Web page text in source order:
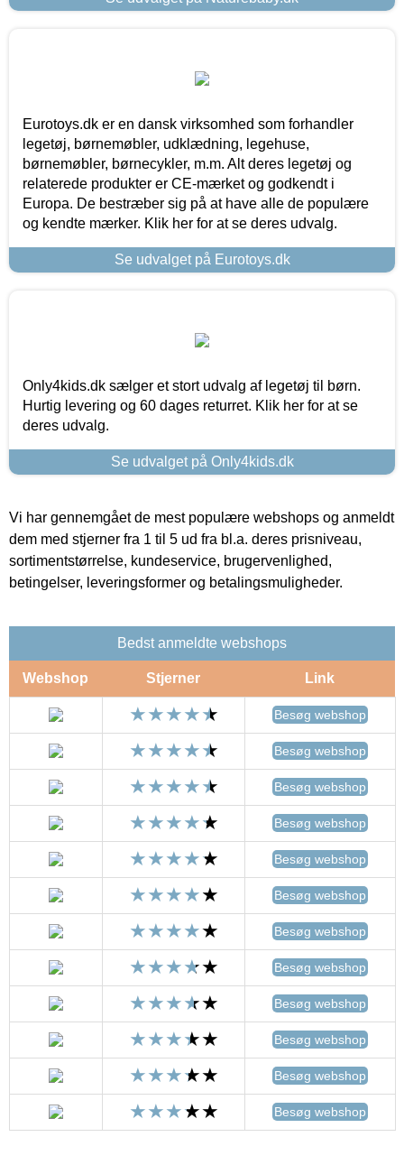
Eurotoys.dk er en dansk virksomhed som forhandler
legetøj, børnemøbler, udklædning, legehuse,
børnemøbler, børnecykler, m.m. Alt deres legetøj og
relaterede produkter er CE-mærket og godkendt i
Europa. De bestræber sig på at have alle de populære
og kendte mærker. Klik her for at se deres udvalg.
Se udvalget på Eurotoys.dk
Only4kids.dk sælger et stort udvalg af legetøj til børn.
Hurtig levering og 60 dages returret. Klik her for at se
deres udvalg.
Se udvalget på Only4kids.dk
Vi har gennemgået de mest populære webshops og anmeldt
dem med stjerner fra 1 til 5 ud fra bl.a. deres prisniveau,
sortimentstørrelse, kundeservice, brugervenlighed,
betingelser, leveringsformer og betalingsmuligheder.
Bedst anmeldte webshops
Webshop Stjerner Link
Besøg webshop
Besøg webshop
Besøg webshop
Besøg webshop
Besøg webshop
Besøg webshop
Besøg webshop
Besøg webshop
Besøg webshop
Besøg webshop
Besøg webshop
Besøg webshop